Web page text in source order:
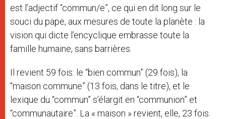
est l’adjectif “commun/e”, ce qui en dit long sur le
souci du pape, aux mesures de toute la planète : la
vision qui dicte l’encyclique embrasse toute la
famille humaine, sans barrières.
Il revient 59 fois: le “bien commun” (29 fois), la
“maison commune” (13 fois, dans le titre), et le
lexique du “commun” s’élargit en “communion” et
“communautaire”. La « maison » revient, elle, 23 fois.